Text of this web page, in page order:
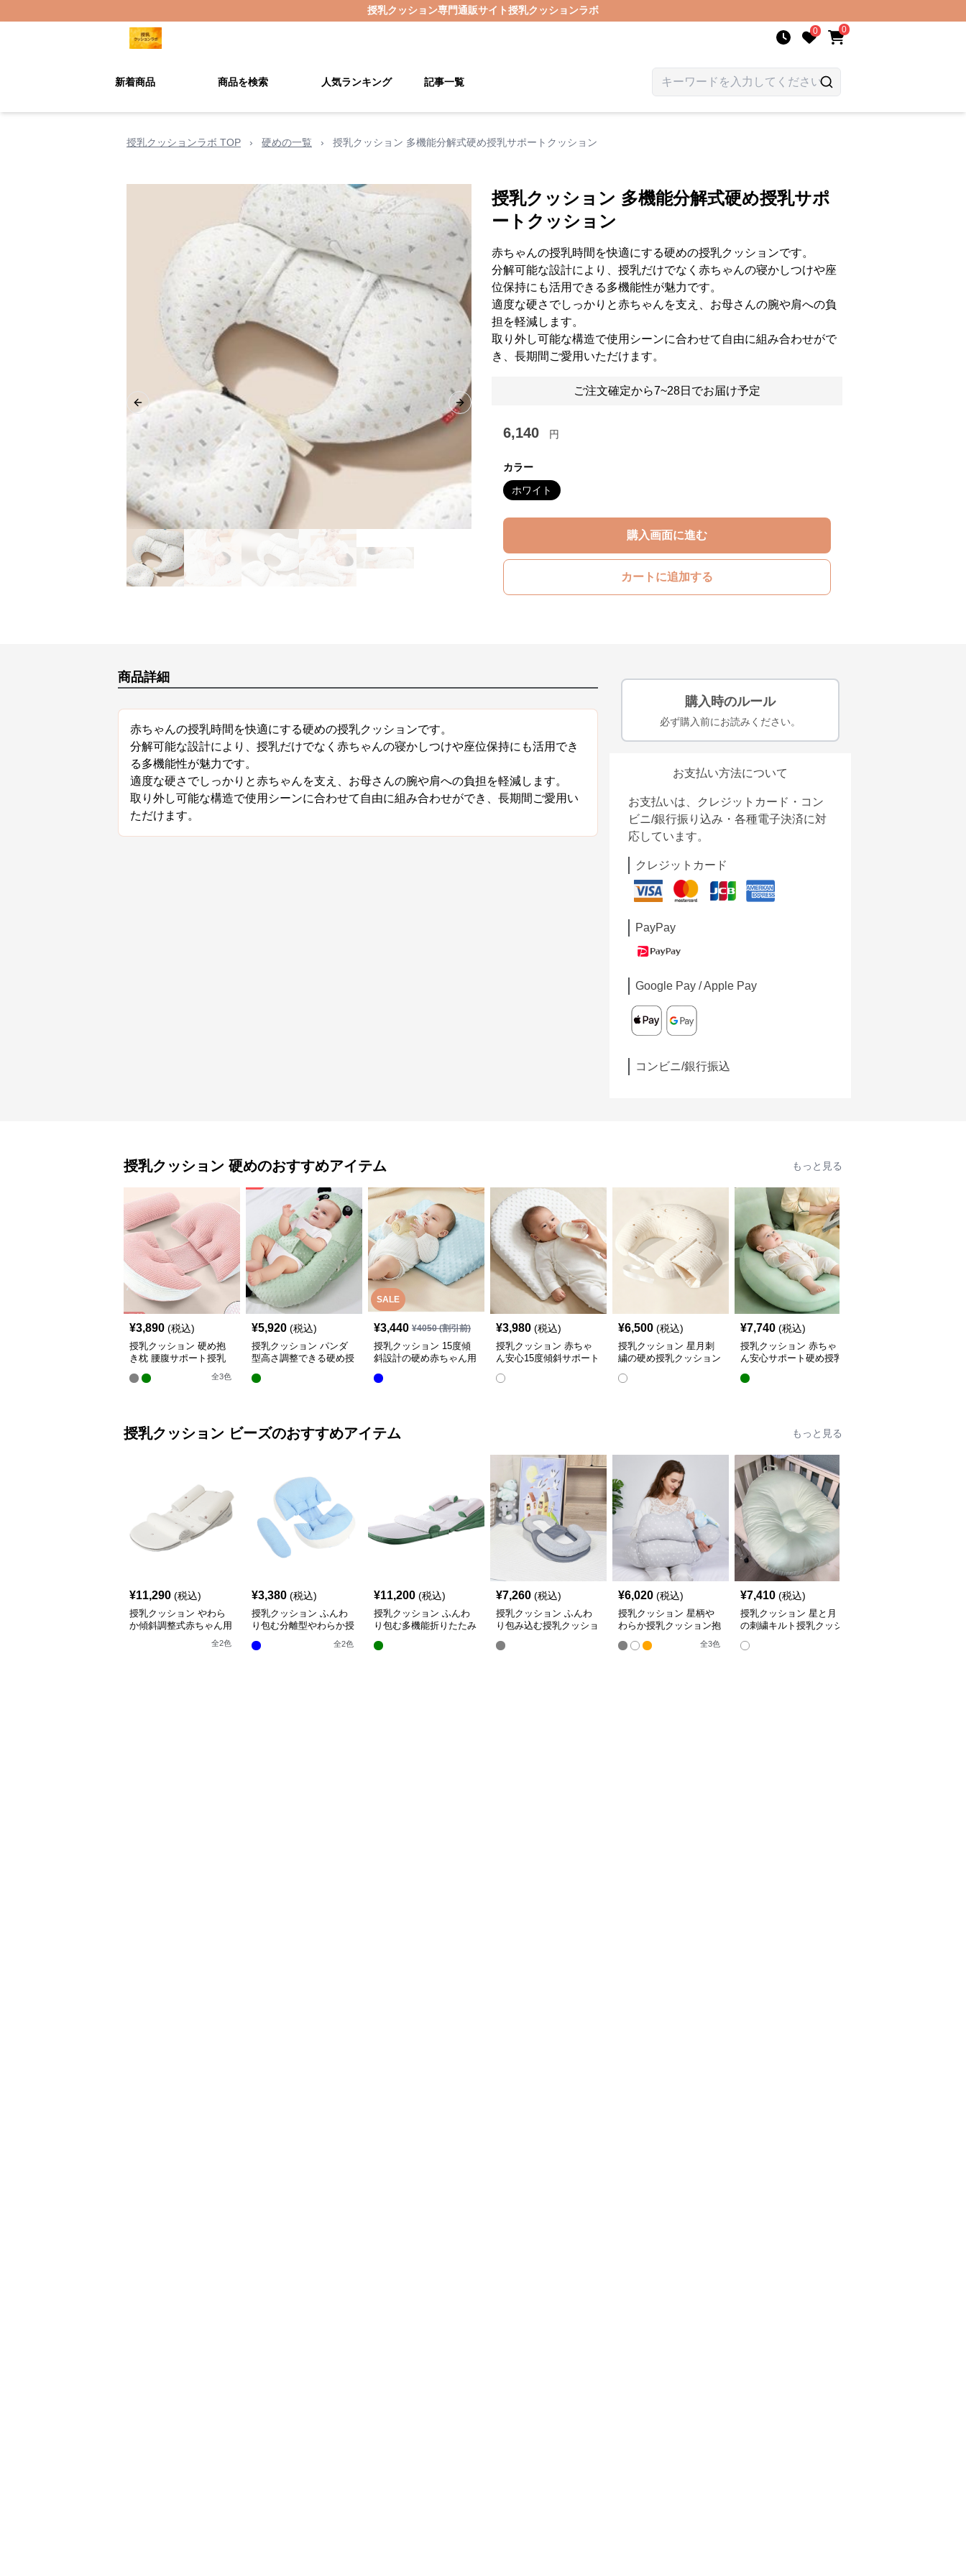
授乳クッション専門通販サイト授乳クッションラボ
0 0
新着商品 商品を検索 人気ランキング 記事一覧
授乳クッションラボ TOP › 硬めの一覧 › 授乳クッション 多機能分解式硬め授乳サポートクッション
Previous slide Next slide
授乳クッション 多機能分解式硬め授乳サポ
ートクッション
赤ちゃんの授乳時間を快適にする硬めの授乳クッションです。
分解可能な設計により、授乳だけでなく赤ちゃんの寝かしつけや座
位保持にも活用できる多機能性が魅力です。
適度な硬さでしっかりと赤ちゃんを支え、お母さんの腕や肩への負
担を軽減します。
取り外し可能な構造で使用シーンに合わせて自由に組み合わせがで
き、長期間ご愛用いただけます。
ご注文確定から7~28日でお届け予定
6,140 円
カラー
ホワイト
購入画面に進む
カートに追加する
商品詳細
赤ちゃんの授乳時間を快適にする硬めの授乳クッションです。
分解可能な設計により、授乳だけでなく赤ちゃんの寝かしつけや座位保持にも活用でき
る多機能性が魅力です。
適度な硬さでしっかりと赤ちゃんを支え、お母さんの腕や肩への負担を軽減します。
取り外し可能な構造で使用シーンに合わせて自由に組み合わせができ、長期間ご愛用い
ただけます。
購入時のルール
必ず購入前にお読みください。
お支払い方法について
お支払いは、クレジットカード・コン
ビニ/銀行振り込み・各種電子決済に対
応しています。
クレジットカード
PayPay
Google Pay / Apple Pay
コンビニ/銀行振込
授乳クッション 硬めのおすすめアイテム もっと見る
¥3,890 (税込)
授乳クッション 硬め抱
き枕 腰腹サポート授乳
全3色
¥5,920 (税込)
授乳クッション パンダ
型高さ調整できる硬め授
SALE
¥3,440 ¥4050(割引前)
授乳クッション 15度傾
斜設計の硬め赤ちゃん用
¥3,980 (税込)
授乳クッション 赤ちゃ
ん安心15度傾斜サポート
¥6,500 (税込)
授乳クッション 星月刺
繍の硬め授乳クッション
¥7,740 (税込)
授乳クッション 赤ちゃ
ん安心サポート硬め授乳
授乳クッション ビーズのおすすめアイテム もっと見る
¥11,290 (税込)
授乳クッション やわら
か傾斜調整式赤ちゃん用
全2色
¥3,380 (税込)
授乳クッション ふんわ
り包む分離型やわらか授
全2色
¥11,200 (税込)
授乳クッション ふんわ
り包む多機能折りたたみ
¥7,260 (税込)
授乳クッション ふんわ
り包み込む授乳クッショ
¥6,020 (税込)
授乳クッション 星柄や
わらか授乳クッション抱
き枕兼用多機能タイプ
全3色
¥7,410 (税込)
授乳クッション 星と月
の刺繍キルト授乳クッシ